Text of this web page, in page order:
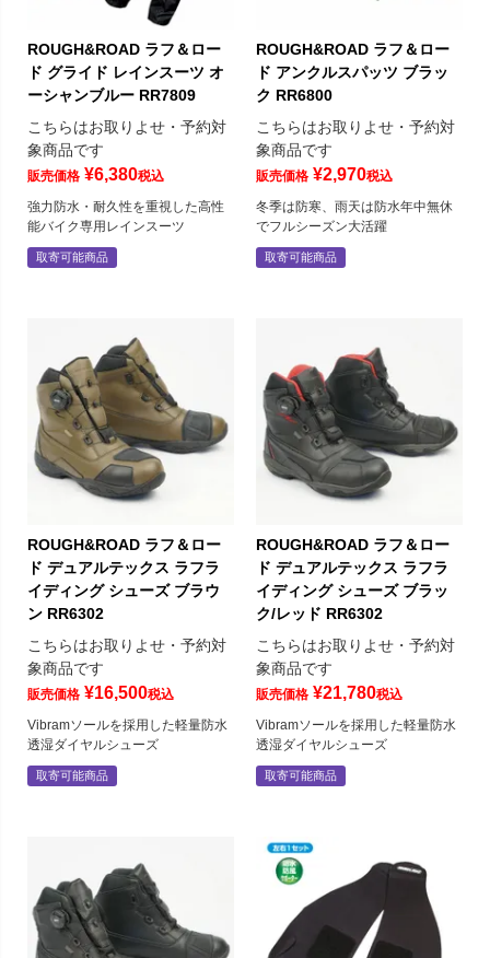
ROUGH&ROAD ラフ＆ロー
ド グライド レインスーツ オ
ーシャンブルー RR7809
こちらはお取りよせ・予約対
象商品です
販売価格 ¥6,380税込
強力防水・耐久性を重視した高性
能バイク専用レインスーツ
取寄可能商品
ROUGH&ROAD ラフ＆ロー
ド アンクルスパッツ ブラッ
ク RR6800
こちらはお取りよせ・予約対
象商品です
販売価格 ¥2,970税込
冬季は防寒、雨天は防水年中無休
でフルシーズン大活躍
取寄可能商品
ROUGH&ROAD ラフ＆ロー
ド デュアルテックス ラフラ
イディング シューズ ブラウ
ン RR6302
こちらはお取りよせ・予約対
象商品です
販売価格 ¥16,500税込
Vibramソールを採用した軽量防水
透湿ダイヤルシューズ
取寄可能商品
ROUGH&ROAD ラフ＆ロー
ド デュアルテックス ラフラ
イディング シューズ ブラッ
ク/レッド RR6302
こちらはお取りよせ・予約対
象商品です
販売価格 ¥21,780税込
Vibramソールを採用した軽量防水
透湿ダイヤルシューズ
取寄可能商品